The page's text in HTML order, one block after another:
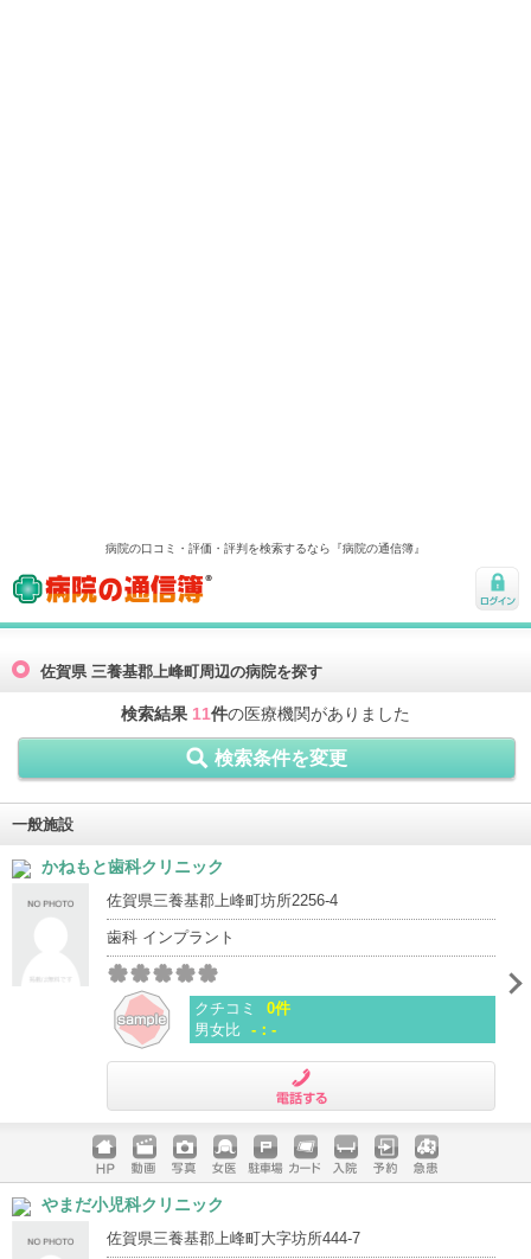
病院の口コミ・評価・評判を検索するなら『病院の通信簿』
病院の通信簿
ログ
佐賀県 三養基郡上峰町周辺の病院を探す
検索結果 11件の医療機関がありました
検索条件を変更
一般施設
かねもと歯科クリニック
佐賀県三養基郡上峰町坊所2256-4
歯科 インプラント
クチコミ
0件
男女比 -：-
ホームペ
ージ
動画 写真 女医 駐車場
クレジッ
入院 予約 急患
やまだ小児科クリニック
佐賀県三養基郡上峰町大字坊所444-7